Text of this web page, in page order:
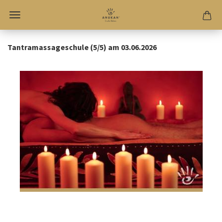
Tantramassageschule (5/5) am 03.06.2026